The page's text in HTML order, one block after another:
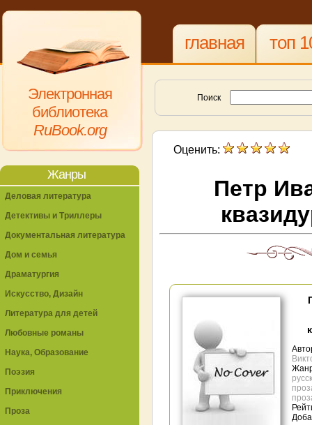
Электронная
библиотека
RuBook.org
главная топ
Поиск
Оценить:
Петр
Жанры
Деловая литература
Детективы и Триллеры
Документальная литература
Дом и семья
Драматургия
Искусство, Дизайн
Литература для детей
Любовные романы
Наука, Образование
Поэзия
Приключения
Проза